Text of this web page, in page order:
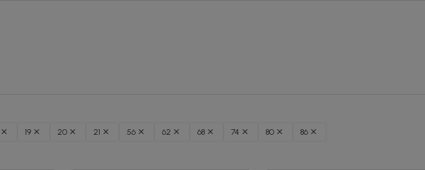
19 20 21 56 62 68 74 80 86